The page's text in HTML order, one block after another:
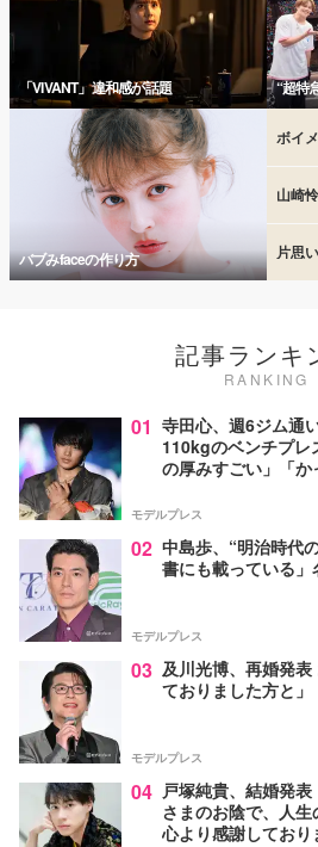
「VIVANT」違和感が話題 “超特
バブみfaceの作り方
ボイ
山崎
片思
記事ランキ
RANKING
01 寺田心、週6ジム
110kgのベンチプレ
の厚みすごい」「
モデルプレス
02 中島歩、“明治時代
書にも載っている
モデルプレス
03 及川光博、再婚発
ておりました方と」
モデルプレス
04 戸塚純貴、結婚発
さまのお陰で、人生
心より感謝しており